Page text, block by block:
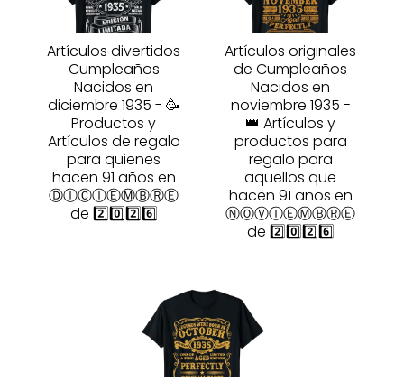
Artículos divertidos
Cumpleaños
Nacidos en
diciembre 1935 - 🥳
Productos y
Artículos de regalo
para quienes
hacen 91 años en
ⒹⒾⒸⒾⒺⓂⒷⓇⒺ
de 2️⃣0️⃣2️⃣6️⃣
Artículos originales
de Cumpleaños
Nacidos en
noviembre 1935 -
👑 Artículos y
productos para
regalo para
aquellos que
hacen 91 años en
ⓃⓄⓋⒾⒺⓂⒷⓇⒺ
de 2️⃣0️⃣2️⃣6️⃣